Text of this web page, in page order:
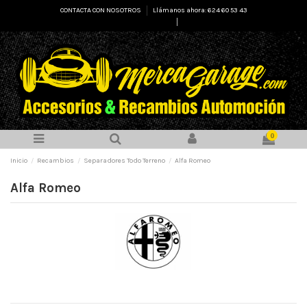
CONTACTA CON NOSOTROS
Llámanos ahora: 624 60 53 43
0
Inicio Recambios Separadores Todo Terreno Alfa Romeo
Alfa Romeo